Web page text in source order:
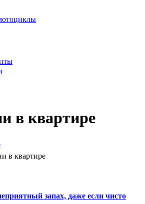
в квартире
в квартире
запах, даже если чисто